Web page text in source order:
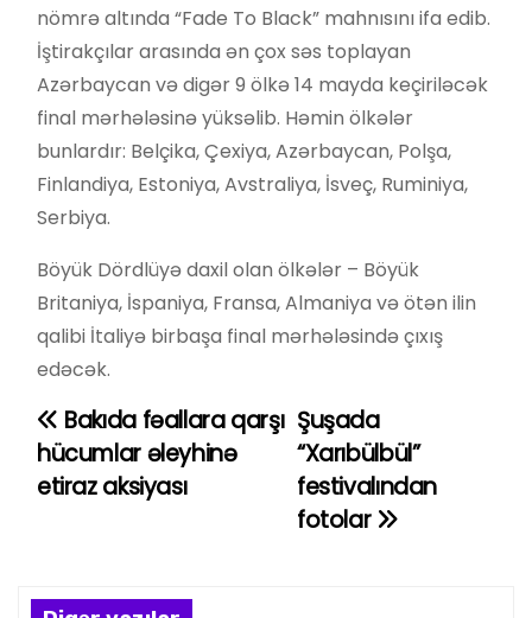
nömrə altında “Fade To Black” mahnısını ifa edib.
İştirakçılar arasında ən çox səs toplayan
Azərbaycan və digər 9 ölkə 14 mayda keçiriləcək
final mərhələsinə yüksəlib. Həmin ölkələr
bunlardır: Belçika, Çexiya, Azərbaycan, Polşa,
Finlandiya, Estoniya, Avstraliya, İsveç, Ruminiya,
Serbiya.
Böyük Dördlüyə daxil olan ölkələr – Böyük
Britaniya, İspaniya, Fransa, Almaniya və ötən ilin
qalibi İtaliyə birbaşa final mərhələsində çıxış
edəcək.
Y
a
Şuşada
“Xarıbülbül”
festivalından
fotolar
Bakıda fəallara qarşı
hücumlar əleyhinə
etiraz aksiyası